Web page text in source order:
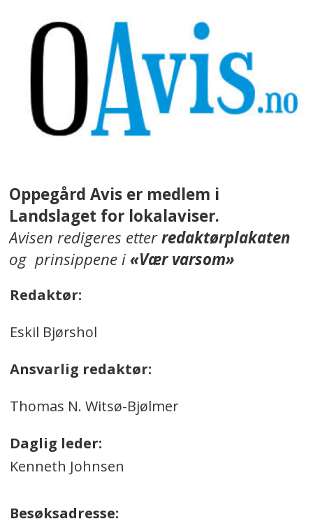
Oppegård Avis er medlem i
Landslaget for lokalaviser.
Avisen redigeres etterredaktørplakaten
og prinsippene i«Vær varsom»
Redaktør:
Eskil Bjørshol
Ansvarlig redaktør:
Thomas N. Witsø-Bjølmer
Daglig leder:
Kenneth Johnsen
Besøksadresse: